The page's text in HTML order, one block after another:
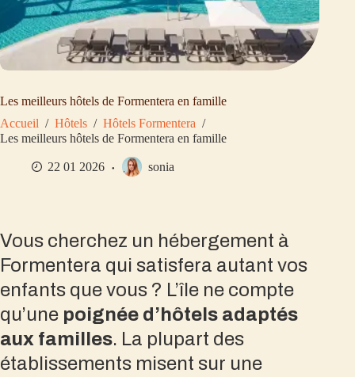
Les meilleurs hôtels de Formentera en famille
Accueil / Hôtels / Hôtels Formentera /
Les meilleurs hôtels de Formentera en famille
22 01 2026 sonia
Vous cherchez un hébergement à
Formentera qui satisfera autant vos
enfants que vous ? L’île ne compte
qu’une poignée d’hôtels adaptés
aux familles. La plupart des
établissements misent sur une